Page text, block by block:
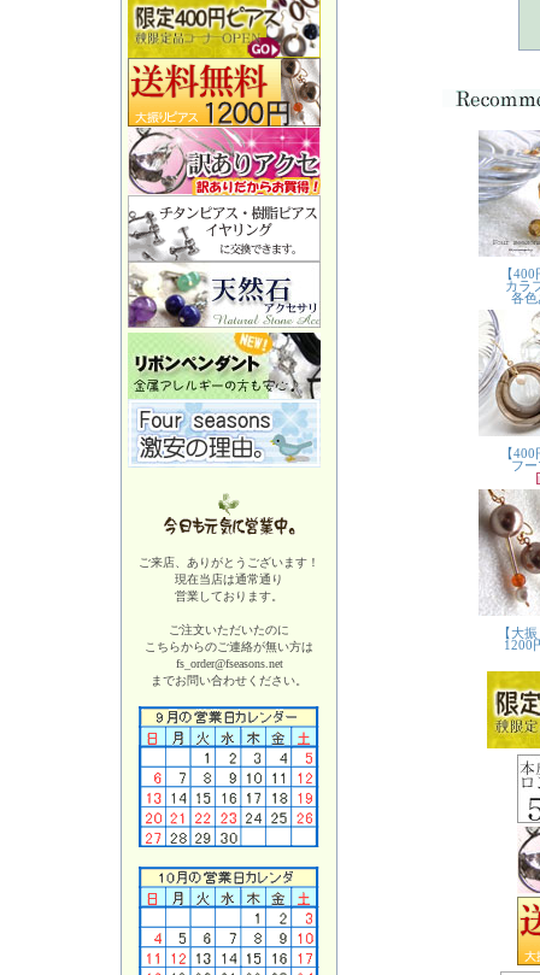
ご来店、ありがとうございます！
現在当店は通常通り
営業しております。
ご注文いただいたのに
こちらからのご連絡が無い方は
fs_order@fseasons.net
までお問い合わせください。